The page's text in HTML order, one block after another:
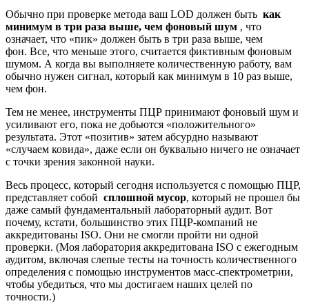
Обычно при проверке метода ваш LOD должен быть как
минимум в три раза выше, чем фоновый шум , что
означает, что «пик» должен быть в три раза выше, чем
фон. Все, что меньше этого, считается фиктивным фоновым
шумом. А когда вы выполняете количественную работу, вам
обычно нужен сигнал, который как минимум в 10 раз выше,
чем фон.
Тем не менее, инструменты ПЦР принимают фоновый шум и
усиливают его, пока не добьются «положительного»
результата. Этот «позитив» затем абсурдно называют
«случаем ковида», даже если он буквально ничего не означает
с точки зрения законной науки.
Весь процесс, который сегодня используется с помощью ПЦР,
представляет собой сплошной мусор, который не прошел бы
даже самый фундаментальный лабораторный аудит. Вот
почему, кстати, большинство этих ПЦР-компаний не
аккредитованы ISO. Они не смогли пройти ни одной
проверки. (Моя лаборатория аккредитована ISO с ежегодным
аудитом, включая слепые тесты на точность количественного
определения с помощью инструментов масс-спектрометрии,
чтобы убедиться, что мы достигаем наших целей по
точности.)